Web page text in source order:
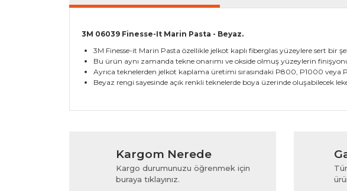
3M 06039 Finesse-It Marin Pasta - Beyaz.
3M Finesse-it Marin Pasta özellikle jelkot kaplı fiberglas yüzeylere sert bir
Bu ürün aynı zamanda tekne onarımı ve okside olmuş yüzeylerin
Ayrıca teknelerden jelkot kaplama üretimi sırasındaki P800, P1000
Beyaz rengi sayesinde açık renkli teknelerde boya üzerinde oluşabilecek
Bu ürünün fiyat bilgisi, resim, ürün açıklamalarında ve diğer
Ürün resmi kalitesiz, bozuk veya görüntülenemiyor.
Ürün açıklamasında eksik bilgiler bulunuyor.
Ürün bilgilerinde hatalar bulunuyor.
Kargom Nerede
Kargo durumunuzu öğrenmek için
buraya tıklayınız.